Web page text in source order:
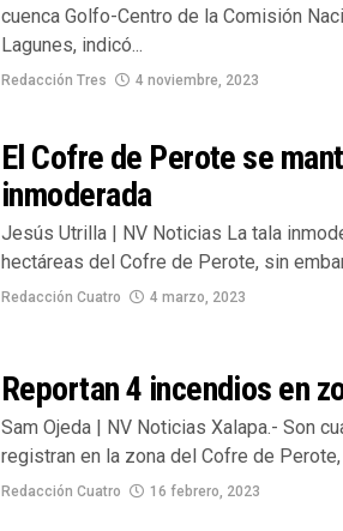
cuenca Golfo-Centro de la Comisión
Lagunes, indicó...
Redacción Tres 4 noviembre, 2023
El Cofre de Perote se
inmoderada
Jesús Utrilla | NV Noticias La tala
hectáreas del Cofre de Perote, sin
Redacción Cuatro 4 marzo, 2023
Reportan 4 incendios en
Sam Ojeda | NV Noticias Xalapa.- Son
registran en la zona del Cofre de
Redacción Cuatro 16 febrero, 2023